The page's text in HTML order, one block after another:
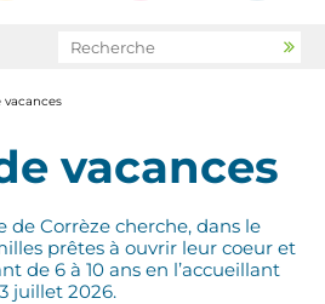
vacances
vacances
de Corrèze cherche, dans le
prêtes à ouvrir leur coeur et
de 6 à 10 ans en l’accueillant
juillet 2026.